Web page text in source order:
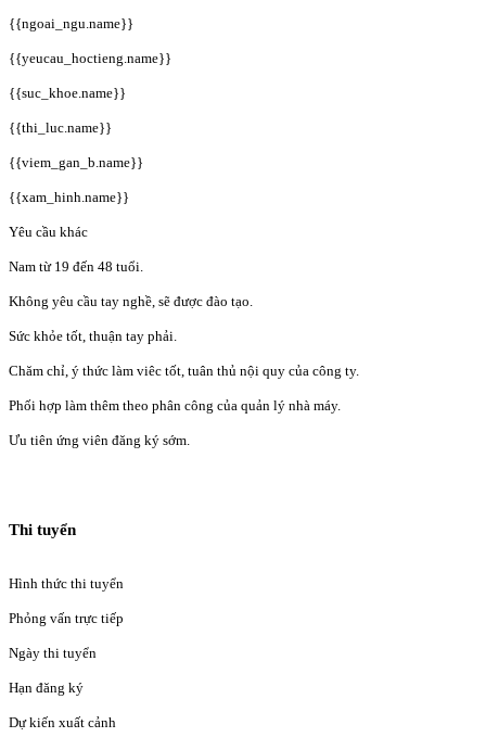
{{ngoai_ngu.name}}
{{yeucau_hoctieng.name}}
{{suc_khoe.name}}
{{thi_luc.name}}
{{viem_gan_b.name}}
{{xam_hinh.name}}
Yêu cầu khác
Nam từ 19 đến 48 tuổi.
Không yêu cầu tay nghề, sẽ được đào tạo.
Sức khỏe tốt, thuận tay phải.
Chăm chỉ, ý thức làm viêc tốt, tuân thủ nội quy của công ty.
Phối hợp làm thêm theo phân công của quản lý nhà máy.
Ưu tiên ứng viên đăng ký sớm.
Thi tuyển
Hình thức thi tuyển
Phỏng vấn trực tiếp
Ngày thi tuyển
Hạn đăng ký
Dự kiến xuất cảnh